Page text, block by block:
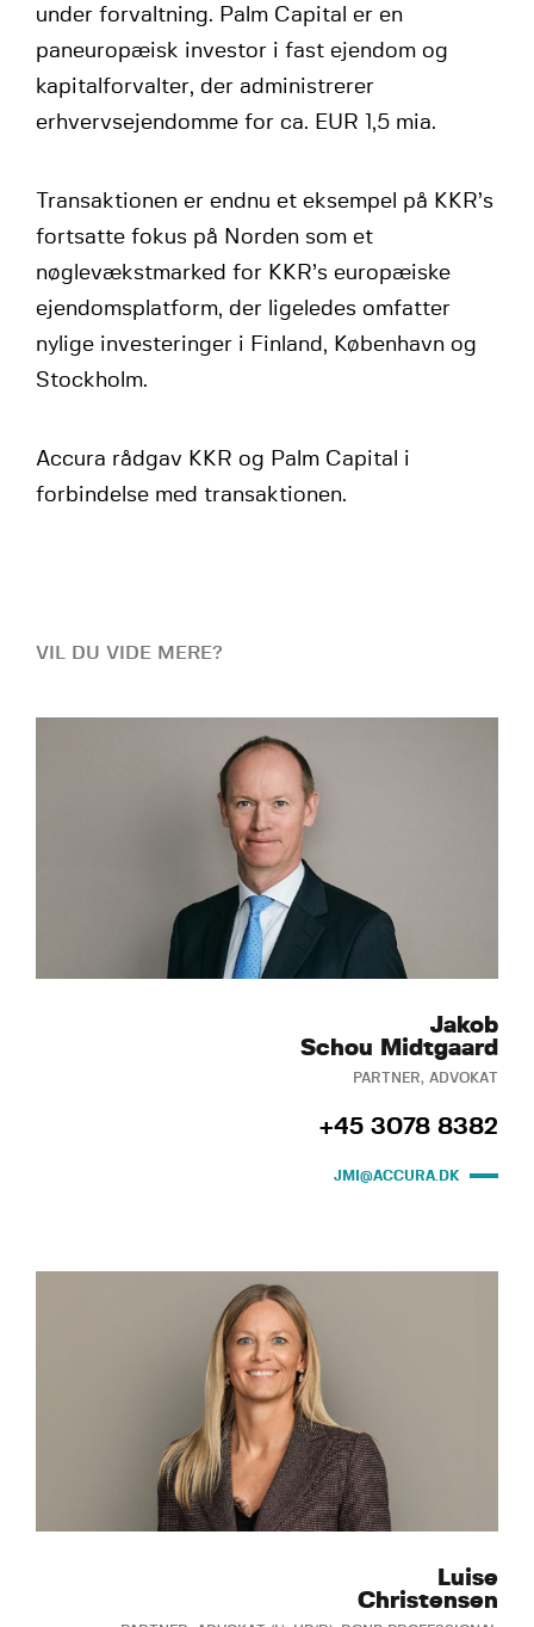
under forvaltning. Palm Capital er en
paneuropæisk investor i fast ejendom og
kapitalforvalter, der administrerer
erhvervsejendomme for ca. EUR 1,5 mia.
Transaktionen er endnu et eksempel på KKR’s
fortsatte fokus på Norden som et
nøglevækstmarked for KKR’s europæiske
ejendomsplatform, der ligeledes omfatter
nylige investeringer i Finland, København og
Stockholm.
Accura rådgav KKR og Palm Capital i
forbindelse med transaktionen.
VIL DU VIDE MERE?
Jakob
Schou Midtgaard
PARTNER, ADVOKAT
+45 3078 8382
JMI@ACCURA.DK
Luise
Christensen